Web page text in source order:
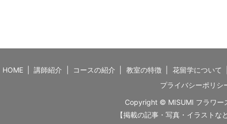
HOME 講師紹介 コースの紹介 教室の特徴 花留学について
プライバシーポリシ
Copyright © MISUMI フラワー
【掲載の記事・写真・イラストな